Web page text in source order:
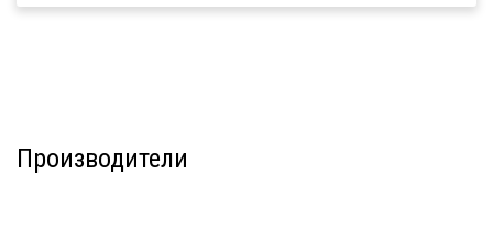
Производители